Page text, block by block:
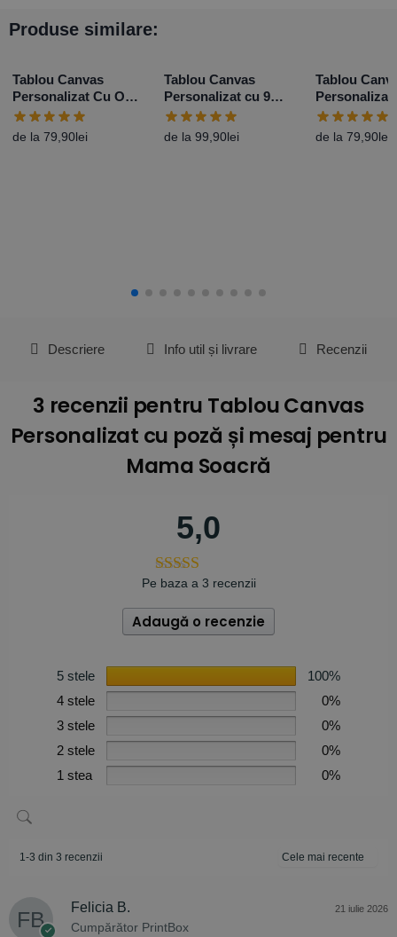
Produse similare:
Tablou Canvas
Personalizat Cu O
Poză Portret – Diferite
Dimensiuni
de la 79,90lei
Tablou Canvas
Personalizat cu 9
poze și mesaj
de la99,90lei
Tablou
Personalizat
Poză
Diferite
de la79,90lei
Descriere Info util și livrare Recenzii
3 recenzii pentru Tablou Canvas
Personalizat cu poză și mesaj pentru
Mama Soacră
5,0
Pe baza a 3 recenzii
Adaugă o recenzie
5 stele
100%
4 stele
0%
3 stele
0%
2 stele
0%
1 stea
0%
1-3 din 3 recenzii
Felicia B.
Cumpărător PrintBox
21 iulie 2026